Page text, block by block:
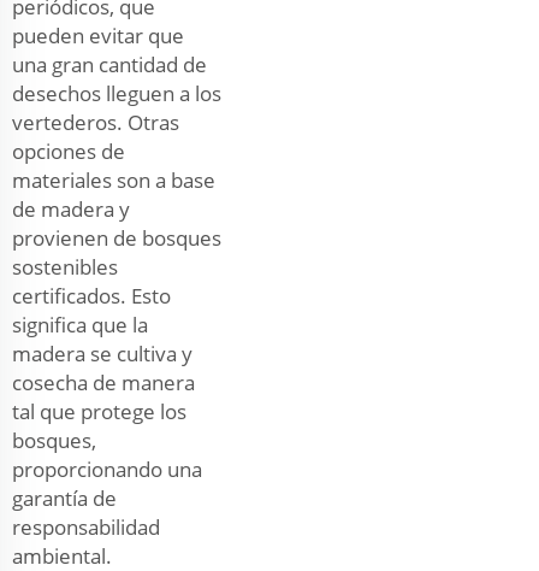
periódicos, que
pueden evitar que
una gran cantidad de
desechos lleguen a los
vertederos. Otras
opciones de
materiales son a base
de madera y
provienen de bosques
sostenibles
certificados. Esto
significa que la
madera se cultiva y
cosecha de manera
tal que protege los
bosques,
proporcionando una
garantía de
responsabilidad
ambiental.